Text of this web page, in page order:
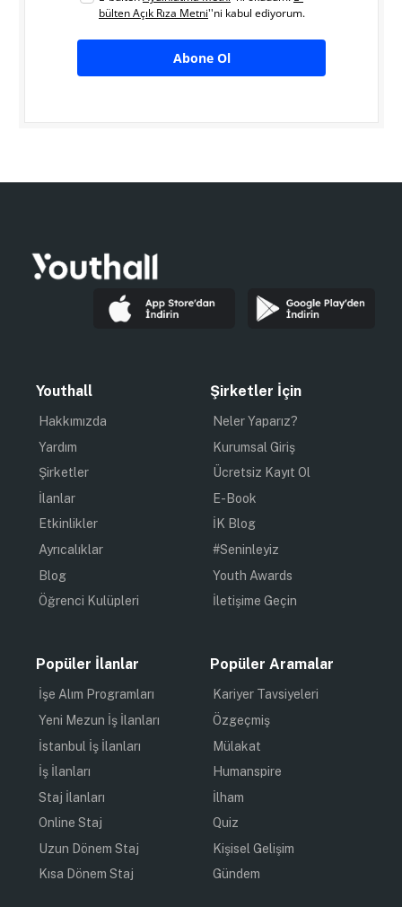
bülten Açık Rıza Metni''ni kabul ediyorum.
Abone Ol
Youthall
Hakkımızda
Yardım
Şirketler
İlanlar
Etkinlikler
Ayrıcalıklar
Blog
Öğrenci Kulüpleri
Şirketler İçin
Neler Yaparız?
Kurumsal Giriş
Ücretsiz Kayıt Ol
E-Book
İK Blog
#Seninleyiz
Youth Awards
İletişime Geçin
Popüler İlanlar
İşe Alım Programları
Yeni Mezun İş İlanları
İstanbul İş İlanları
İş İlanları
Staj İlanları
Online Staj
Uzun Dönem Staj
Kısa Dönem Staj
Popüler Aramalar
Kariyer Tavsiyeleri
Özgeçmiş
Mülakat
Humanspire
İlham
Quiz
Kişisel Gelişim
Gündem